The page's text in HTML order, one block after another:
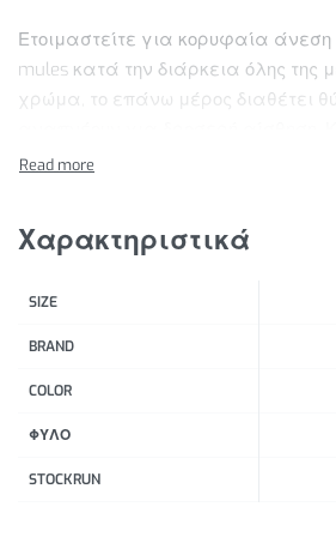
Ετοιμαστείτε για κορυφαία άνεση
mules κατά την διάρκεια όλης της
χρώμα, το επάνω μέρος διαθέτει
μαλακό και σφιχτό πέλμα
Ανατομικός πάτος EVA για
Χαρακτηριστικά
SIZE
BRAND
COLOR
ΦΥΛΟ
STOCKRUN